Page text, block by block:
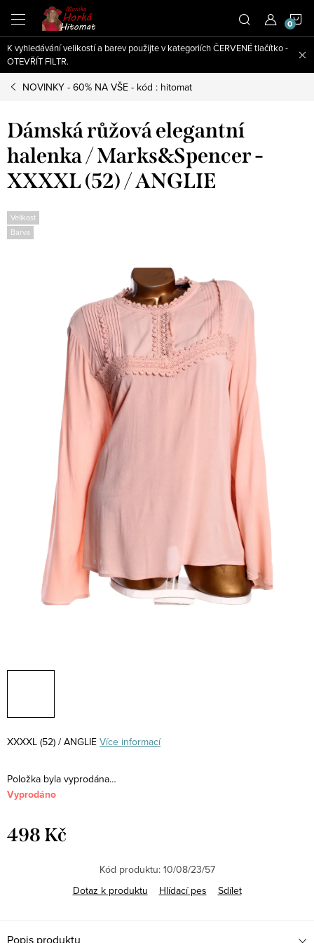
obsah
K vyhledávání velikostí a barev použijte v kategoriích ČERVENÉ tlačítko -
OTEVŘÍT FILTR.
NOVINKY - 60% NA VŠE - kód : hitomat
Dámská růžová elegantní
halenka / Marks&Spencer -
XXXXL (52) / ANGLIE
Velikost
Barva
XXXXL (52) / ANGLIE Více informací
Položka byla vyprodána…
Vyprodáno
498 Kč
Kód produktu: 10/08/23/57
Dotaz k produktu
Hlídací pes Sdílet
Popis produktu